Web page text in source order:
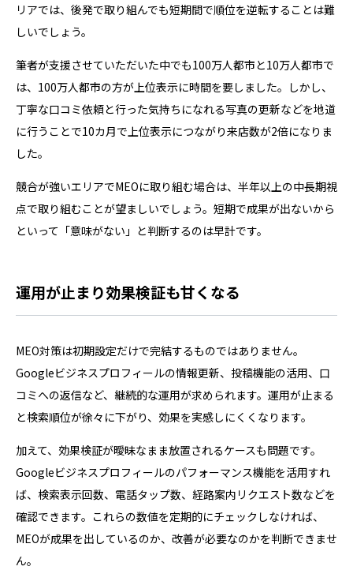
リアでは、後発で取り組んでも短期間で順位を逆転することは難
しいでしょう。
筆者が支援させていただいた中でも100万人都市と10万人都市で
は、100万人都市の方が上位表示に時間を要しました。しかし、
丁寧な口コミ依頼と行った気持ちになれる写真の更新などを地道
に行うことで10カ月で上位表示につながり来店数が2倍になりま
した。
競合が強いエリアでMEOに取り組む場合は、半年以上の中長期視
点で取り組むことが望ましいでしょう。短期で成果が出ないから
といって「意味がない」と判断するのは早計です。
運用が止まり効果検証も甘くなる
MEO対策は初期設定だけで完結するものではありません。
Googleビジネスプロフィールの情報更新、投稿機能の活用、口
コミへの返信など、継続的な運用が求められます。運用が止まる
と検索順位が徐々に下がり、効果を実感しにくくなります。
加えて、効果検証が曖昧なまま放置されるケースも問題です。
Googleビジネスプロフィールのパフォーマンス機能を活用すれ
ば、検索表示回数、電話タップ数、経路案内リクエスト数などを
確認できます。これらの数値を定期的にチェックしなければ、
MEOが成果を出しているのか、改善が必要なのかを判断できませ
ん。